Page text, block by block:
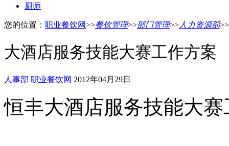
厨师
您的位置： 职业餐饮网>>餐饮管理>>部门管理>> 人力资源部>>
大酒店服务技能大赛工作方案
人事部 职业餐饮网 2012年04月29日
恒丰大酒店服务技能大